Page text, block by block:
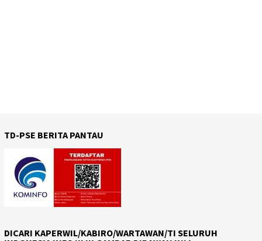
TD-PSE BERITA PANTAU
DICARI KAPERWIL/KABIRO/WARTAWAN/TI SELURUH